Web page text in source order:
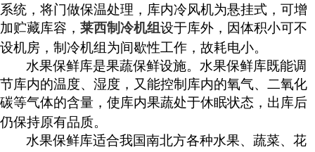
系统，将门做保温处理，库内冷风机为悬挂式，可增
加贮藏库容， 莱西制冷机组设于库外，因体积小可不
设机房，制冷机组为间歇性工作，故耗电小。
水果保鲜库是果蔬保鲜设施。水果保鲜库既能调
节库内的温度、湿度，又能控制库内的氧气、二氧化
碳等气体的含量，使库内果蔬处于休眠状态，出库后
仍保持原有品质。
水果保鲜库适合我国南北方各种水果、蔬菜、花